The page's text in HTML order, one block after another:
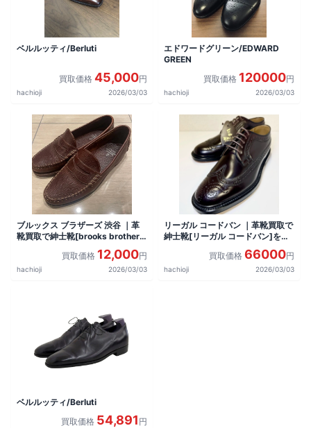
ベルルッティ/Berluti
買取価格 45,000円
hachioji 2026/03/03
エドワードグリーン/EDWARD
GREEN
買取価格 120000円
hachioji 2026/03/03
ブルックス ブラザーズ 渋谷 ｜革
靴買取で紳士靴[brooks brothers
ペニーローファー シボ革 9D ブラ
ウン 茶 ]を買取しました。
買取価格 12,000円
hachioji 2026/03/03
リーガル コードバン ｜革靴買取で
紳士靴[リーガル コードバン]を買
買取価格 66000円
hachioji 2026/03/03
ベルルッティ/Berluti
買取価格 54,891 円